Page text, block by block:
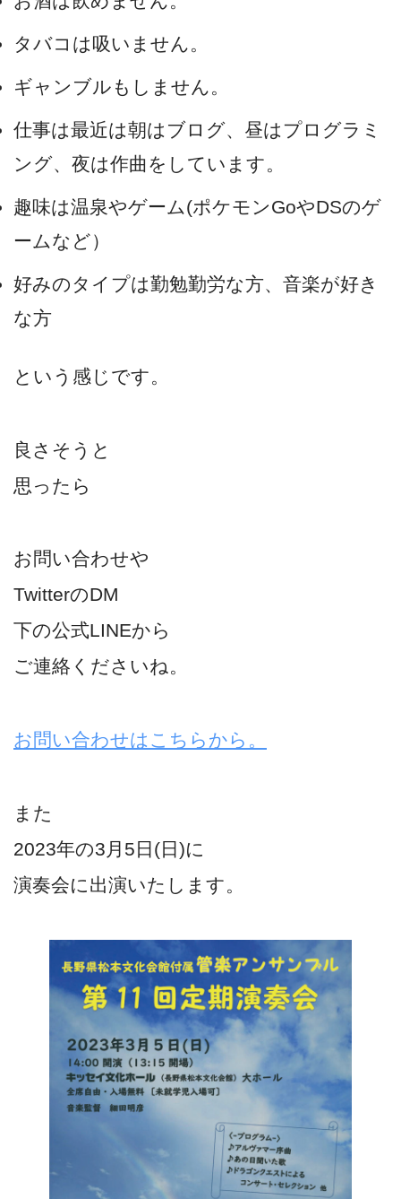
タバコは吸いません。
ギャンブルもしません。
仕事は最近は朝はブログ、昼はプログラミ
ング、夜は作曲をしています。
趣味は温泉やゲーム(ポケモンGoやDSのゲ
ームなど）
好みのタイプは勤勉勤労な方、音楽が好き
な方
という感じです。
良さそうと
思ったら
お問い合わせや
TwitterのDM
下の公式LINEから
ご連絡くださいね。
お問い合わせはこちらから。
また
2023年の3月5日(日)に
演奏会に出演いたします。